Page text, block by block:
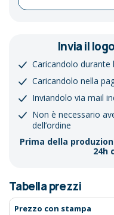
Invia il
Caricandolo durante
Caricandolo nella
Inviandolo via mail
Non è necessario
dell’ordine
Prima della
24h
Tabella prezzi
Prezzo con stampa